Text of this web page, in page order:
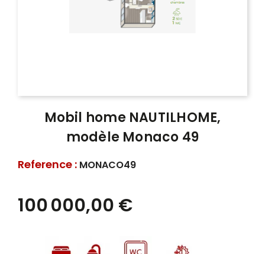
Mobil home NAUTILHOME,
modèle Monaco 49
Reference : MONACO49
100 000,00 €